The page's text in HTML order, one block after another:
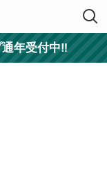
年受付中‼